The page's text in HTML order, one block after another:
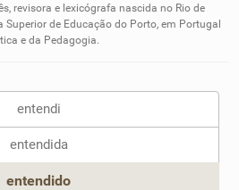
apresentados me ajudou
revisora e lexicógrafa nascida no Rio de
de Educação do Porto, em Portugal
e da Pedagogia.
entendi
entendida
entendido